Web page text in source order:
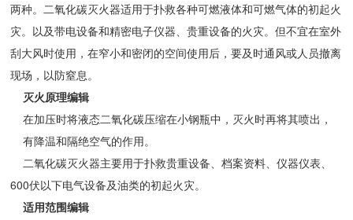
两种。二氧化碳灭火器适用于扑救各种可燃液体和可燃气体的初起火
灾。以及带电设备和精密电子仪器、贵重设备的火灾。但不宜在室外
刮大风时使用，在窄小和密闭的空间使用后，要及时通风或人员撤离
现场，以防窒息。
灭火原理编辑
在加压时将液态二氧化碳压缩在小钢瓶中，灭火时再将其喷出，
有降温和隔绝空气的作用。
二氧化碳灭火器主要用于扑救贵重设备、档案资料、仪器仪表、
600伏以下电气设备及油类的初起火灾。
适用范围编辑